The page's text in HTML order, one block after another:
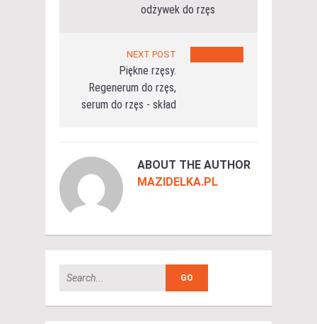
odżywek do rzęs
NEXT POST
Piękne rzęsy.
Regenerum do rzęs,
serum do rzęs - skład
ABOUT THE AUTHOR
MAZIDELKA.PL